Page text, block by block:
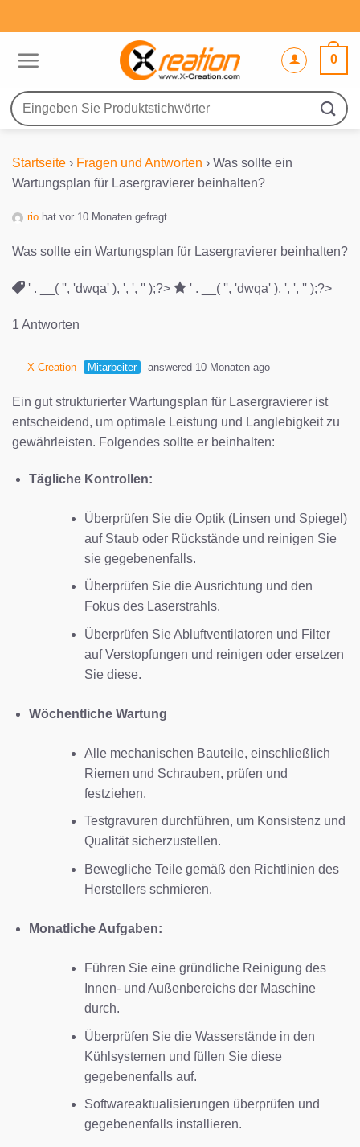
Inhalt
0
Suche
nach:
Startseite › Fragen und Antworten › Was sollte ein
Wartungsplan für Lasergravierer beinhalten?
rio hat vor 10 Monaten gefragt
Was sollte ein Wartungsplan für Lasergravierer beinhalten?
' . __( '', 'dwqa' ), ', ', '' );?> ' . __( '', 'dwqa' ), ', ', '' );?>
1 Antworten
X-Creation Mitarbeiter answered 10 Monaten ago
Ein gut strukturierter Wartungsplan für Lasergravierer ist
entscheidend, um optimale Leistung und Langlebigkeit zu
gewährleisten. Folgendes sollte er beinhalten:
Tägliche Kontrollen:
Überprüfen Sie die Optik (Linsen und Spiegel)
auf Staub oder Rückstände und reinigen Sie
sie gegebenenfalls.
Überprüfen Sie die Ausrichtung und den
Fokus des Laserstrahls.
Überprüfen Sie Abluftventilatoren und Filter
auf Verstopfungen und reinigen oder ersetzen
Sie diese.
Wöchentliche Wartung
Alle mechanischen Bauteile, einschließlich
Riemen und Schrauben, prüfen und
festziehen.
Testgravuren durchführen, um Konsistenz und
Qualität sicherzustellen.
Bewegliche Teile gemäß den Richtlinien des
Herstellers schmieren.
Monatliche Aufgaben:
Führen Sie eine gründliche Reinigung des
Innen- und Außenbereichs der Maschine
durch.
Überprüfen Sie die Wasserstände in den
Kühlsystemen und füllen Sie diese
gegebenenfalls auf.
Softwareaktualisierungen überprüfen und
gegebenenfalls installieren.